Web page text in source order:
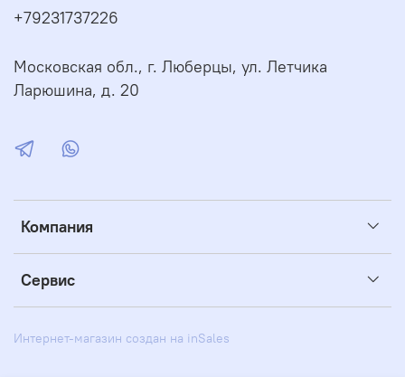
Компания
Сервис
+79231737226
Московская обл., г. Люберцы, ул. Летчика
Ларюшина, д. 20
Интернет-магазин создан на inSales